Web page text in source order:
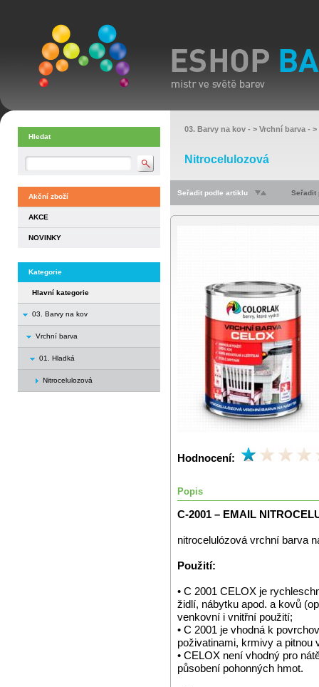
Hledat
Akční zboží
AKCE
NOVINKY
Kategorie
Hlavní kategorie
03. Barvy na kov
Vrchní barva
01. Hladká
Nitrocelulozová
03. Barvy na kov - > Vrchní barva - >
Nitrocelulozová
Seřadit podle artiklu Seřadit
Hodnocení:
Popis
C-2001 – EMAIL
nitrocelulózová vrchní barva
Použití:
• C 2001 CELOX je
židlí, nábytku apod. a kovů
venkovní i vnitřní použití;
• C 2001 je vhodná k
poživatinami, krmivy a pitnou
• CELOX není vhodný pro
působení pohonných hmot.